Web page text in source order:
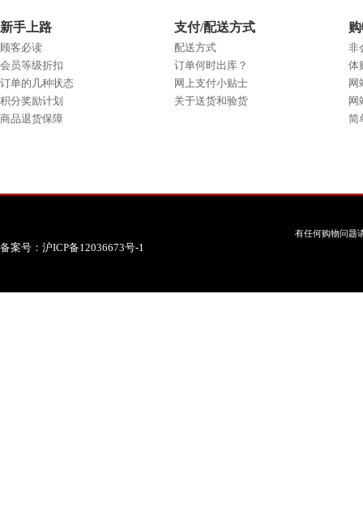
新手上路
顾客必读
会员等级折扣
订单的几种状态
积分奖励计划
商品退货保障
支付/配送方式
配送方式
订单何时出库？
网上支付小贴士
关于送货和验货
非
体
网
网
简
有任何购物问题
备案号：沪ICP备12036673号-1